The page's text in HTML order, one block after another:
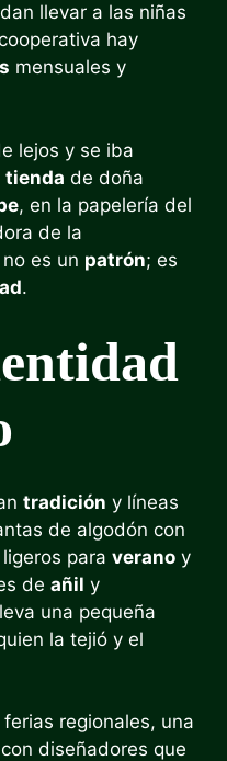
llevar a las niñas
hay
mensuales y
lejos y se iba
tienda de doña
, en la papelería del
de la
es un patrón; es
.
tradición y líneas
de algodón con
para verano y
de añil y
una pequeña
la tejió y el
regionales, una
diseñadores que